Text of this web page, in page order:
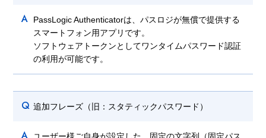
A
PassLogic Authenticatorは、パスロジが無償で提供する
スマートフォン用アプリです。
ソフトウェアトークンとしてワンタイムパスワード認証
の利用が可能です。
Q 追加フレーズ（旧：スタティックパスワード）